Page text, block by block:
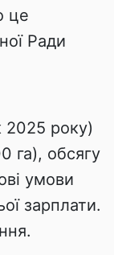
це
Ради
2025 року)
га), обсягу
умови
зарплати.